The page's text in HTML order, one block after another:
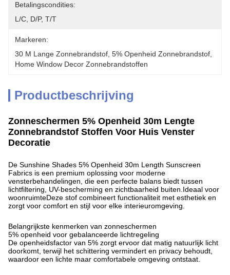
Betalingscondities:
L/C, D/P, T/T
Markeren:
30 M Lange Zonnebrandstof 5% Openheid Zonnebrandstof
Home Window Decor Zonnebrandstoffen
Productbeschrijving
Zonneschermen 5% Openheid 30m Lengte
Zonnebrandstof Stoffen Voor Huis Venster
Decoratie
De Sunshine Shades 5% Openheid 30m Length Sunscreen
Fabrics is een premium oplossing voor moderne
vensterbehandelingen, die een perfecte balans biedt tussen
lichtfiltering, UV-bescherming en zichtbaarheid buiten.Ideaal voor
woonruimteDeze stof combineert functionaliteit met esthetiek en
zorgt voor comfort en stijl voor elke interieuromgeving.
Belangrijkste kenmerken van zonneschermen
5% openheid voor gebalanceerde lichtregeling
De openheidsfactor van 5% zorgt ervoor dat matig natuurlijk licht
doorkomt, terwijl het schittering vermindert en privacy behoudt,
waardoor een lichte maar comfortabele omgeving ontstaat.